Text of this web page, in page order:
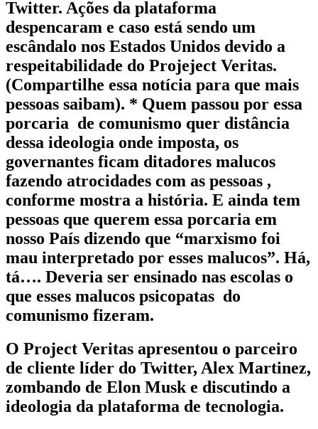
Twitter. Ações da plataforma
despencaram e caso está sendo um
escândalo nos Estados Unidos devido a
respeitabilidade do Projeject Veritas.
(Compartilhe essa notícia para que mais
pessoas saibam). * Quem passou por essa
porcaria de comunismo quer distância
dessa ideologia onde imposta, os
governantes ficam ditadores malucos
fazendo atrocidades com as pessoas ,
conforme mostra a história. E ainda tem
pessoas que querem essa porcaria em
nosso País dizendo que “marxismo foi
mau interpretado por esses malucos”. Há,
tá…. Deveria ser ensinado nas escolas o
que esses malucos psicopatas do
comunismo fizeram.
O Project Veritas apresentou o parceiro
de cliente líder do Twitter, Alex Martinez,
zombando de Elon Musk e discutindo a
ideologia da plataforma de tecnologia.